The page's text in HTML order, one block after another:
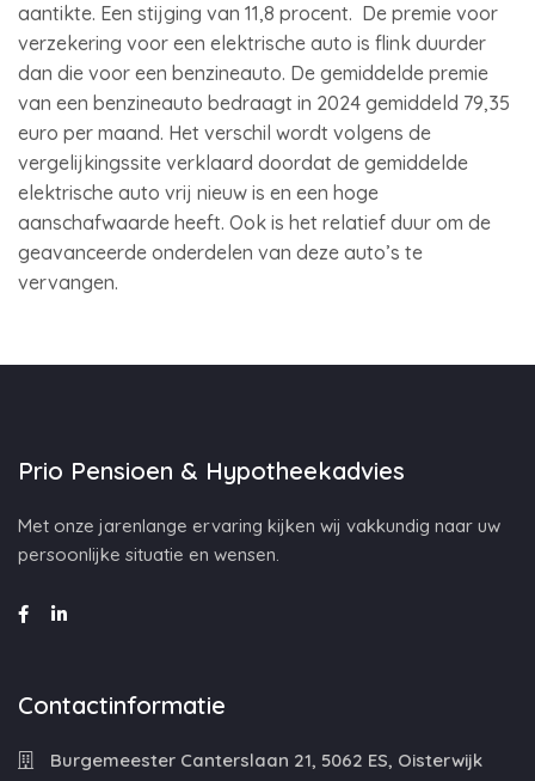
aantikte. Een stijging van 11,8 procent. De premie voor
verzekering voor een elektrische auto is flink duurder
dan die voor een benzineauto. De gemiddelde premie
van een benzineauto bedraagt in 2024 gemiddeld 79,35
euro per maand. Het verschil wordt volgens de
vergelijkingssite verklaard doordat de gemiddelde
elektrische auto vrij nieuw is en een hoge
aanschafwaarde heeft. Ook is het relatief duur om de
geavanceerde onderdelen van deze auto’s te
vervangen.
Prio Pensioen & Hypotheekadvies
Met onze jarenlange ervaring kijken wij vakkundig naar uw
persoonlijke situatie en wensen.
Contactinformatie
Burgemeester Canterslaan 21, 5062 ES, Oisterwijk